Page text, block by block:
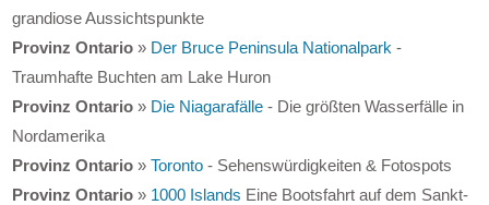
grandiose Aussichtspunkte
Provinz Ontario » Der Bruce Peninsula Nationalpark -
Traumhafte Buchten am Lake Huron
Provinz Ontario » Die Niagarafälle - Die größten Wasserfälle in
Nordamerika
Provinz Ontario »Toronto - Sehenswürdigkeiten & Fotospots
Provinz Ontario » 1000 Islands Eine Bootsfahrt auf dem Sankt-